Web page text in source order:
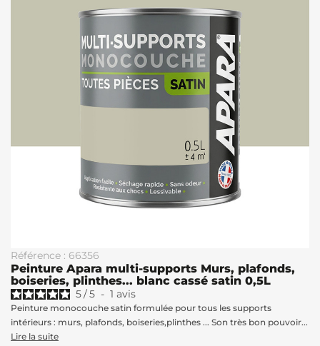
Référence : 66356
Peinture Apara multi-supports Murs, plafonds,
boiseries, plinthes... blanc cassé satin 0,5L
5/5 - 1 avis
Peinture monocouche satin formulée pour tous les supports
intérieurs : murs, plafonds, boiseries,plinthes ... Son très bon pouvoir...
Lire la suite